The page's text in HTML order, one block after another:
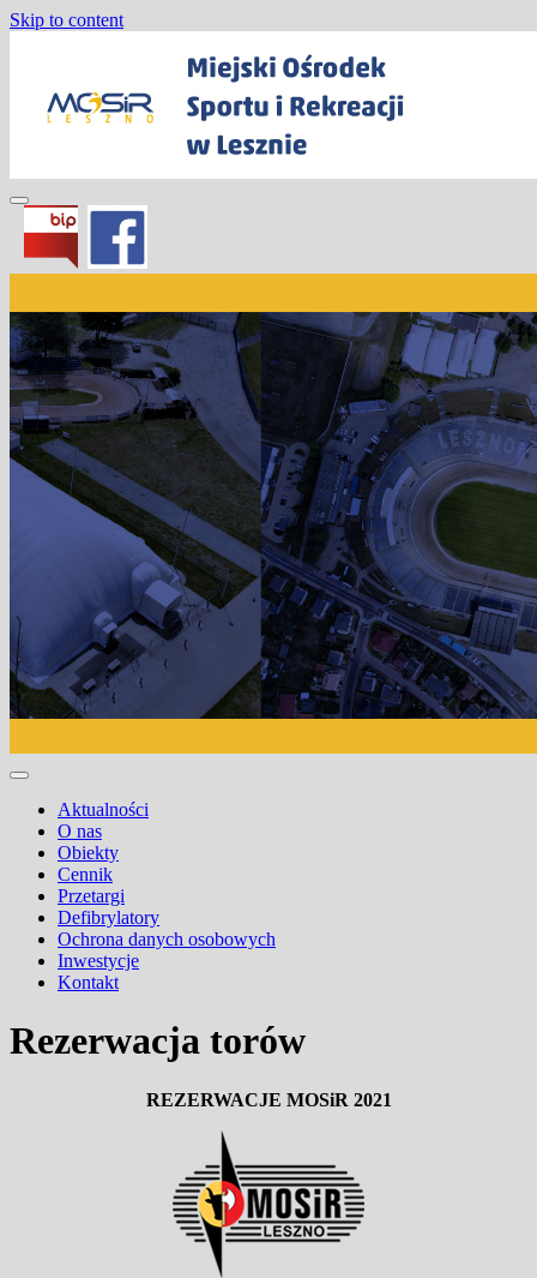
Skip to content
Miejski Ośrodek Sportu i Rekreacji w
Lesznie
Aktualności
O nas
Obiekty
Cennik
Przetargi
Defibrylatory
Ochrona danych osobowych
Inwestycje
Kontakt
Rezerwacja torów
REZERWACJE MOSiR 2021